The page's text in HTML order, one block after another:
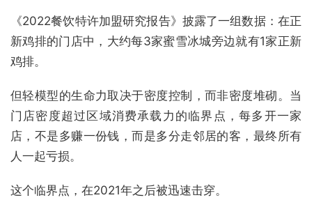
《2022餐饮特许加盟研究报告》披露了一组数据：在正
新鸡排的门店中，大约每3家蜜雪冰城旁边就有1家正新
鸡排。
但轻模型的生命力取决于密度控制，而非密度堆砌。当
门店密度超过区域消费承载力的临界点，每多开一家
店，不是多赚一份钱，而是多分走邻居的客，最终所有
人一起亏损。
这个临界点，在2021年之后被迅速击穿。